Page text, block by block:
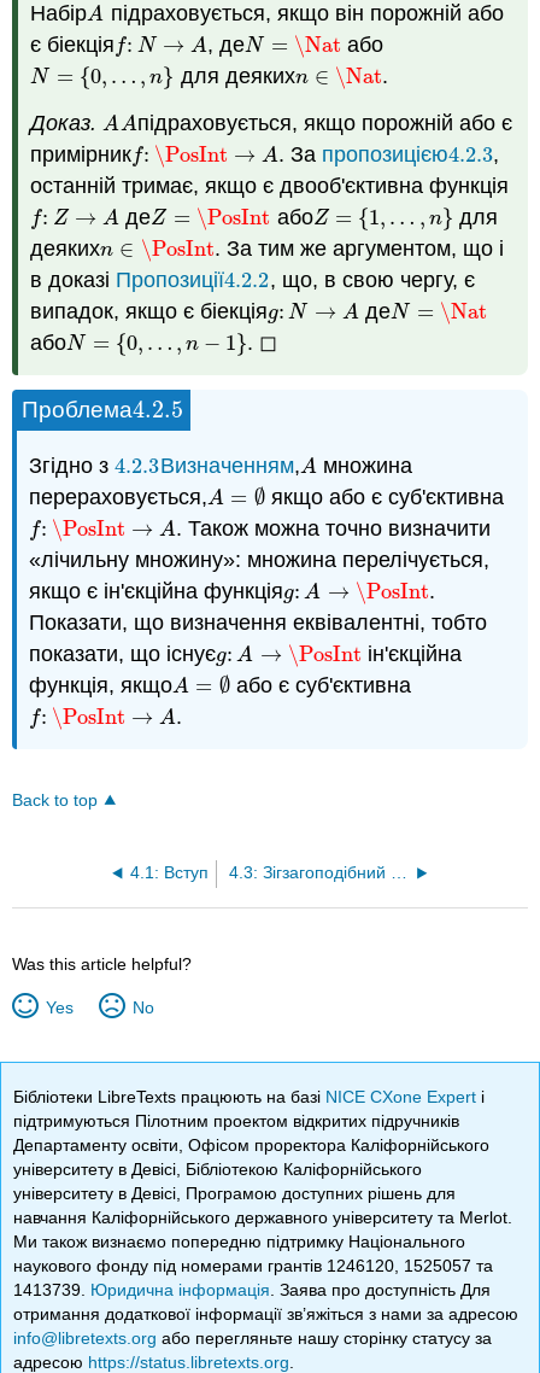
НабірA
A підраховується, якщо він порожній або
є біекція f: N → A
f:N→A , деN = \Nat
N=\Nat або
N = {0, … , n}
N={0 ,… ,n} для деякихn ∈ \Nat
n∈\Nat
.
Доказ. A
AA
Aпідраховується, якщо порожній або є
примірникf: \PosInt → A
f:\PosInt→ A . За пропозицією4.2.3
4.2.3,
останній тримає, якщо є двооб'єктивна функція
f: Z → A
f:Z→A деZ = \PosInt
Z=\PosInt абоZ = {1, … , n}
Z={1 ,… ,n }
для
деякихn ∈ \PosInt
n∈\PosInt
. За тим же аргументом, що і
в доказі Пропозиції4.2.2
4.2.2, що, в свою чергу, є
випадок, якщо є біекціяg: N → A
g: N→A деN = \Nat
N=\Nat
абоN = {0, … , n − 1}
N={0 ,… ,n− 1} . ◻
Проблема4.2.5
4.2.5
Згідно з4.2.3
4.2.3Визначенням,A
A множина
перераховується,A = ∅
A=∅ якщо або є суб'єктивна
f: \PosInt → A
f:\PosInt→ A
. Також можна точно визначити
«лічильну множину»: множина перелічується,
якщо є ін'єкційна функціяg: A → \PosInt
g: A→\PosInt
.
Показати, що визначення еквівалентні, тобто
показати, що існуєg: A → \PosInt
g: A→\PosInt
ін'єкційна
функція, якщоA = ∅
A=∅ або є суб'єктивна
f: \PosInt → A
f:\PosInt→ A .
Back to top
4.1: Вступ 4.3: Зігзагоподібний метод Кантора
Was this article helpful?
Yes No
Бібліотеки LibreTexts працюють на базі NICE CXone Expert і
підтримуються Пілотним проектом відкритих підручників
Департаменту освіти, Офісом проректора Каліфорнійського
університету в Девісі, Бібліотекою Каліфорнійського
університету в Девісі, Програмою доступних рішень для
навчання Каліфорнійського державного університету та Merlot.
Ми також визнаємо попередню підтримку Національного
наукового фонду під номерами грантів 1246120, 1525057 та
1413739. Юридична інформація . Заява про доступність Для
отримання додаткової інформації зв’яжіться з нами за адресою
info@libretexts.org або перегляньте нашу сторінку статусу за
адресою https://status.libretexts.org